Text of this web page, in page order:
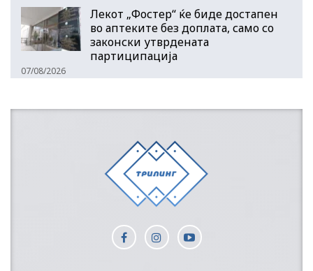
Лекот „Фостер“ ќе биде достапен
во аптеките без доплата, само со
законски утврдената
партиципација
07/08/2026